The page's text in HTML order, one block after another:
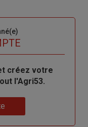
créez votre
l'Agri53.